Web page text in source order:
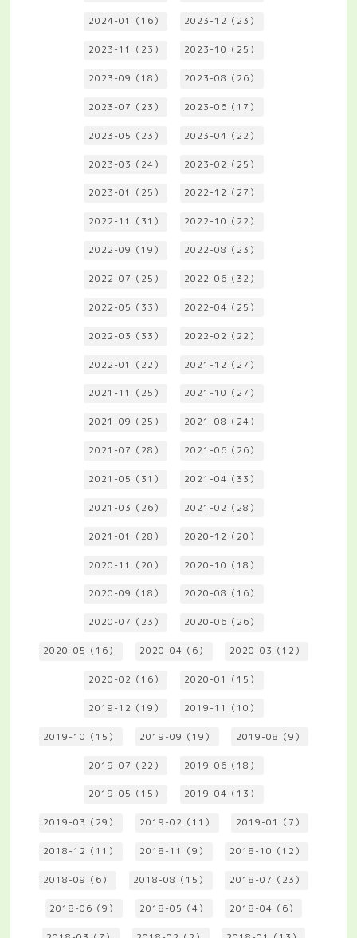
2024-01（16） 2023-12（23）
2023-11（23） 2023-10（25）
2023-09（18） 2023-08（26）
2023-07（23） 2023-06（17）
2023-05（23） 2023-04（22）
2023-03（24） 2023-02（25）
2023-01（25） 2022-12（27）
2022-11（31） 2022-10（22）
2022-09（19） 2022-08（23）
2022-07（25） 2022-06（32）
2022-05（33） 2022-04（25）
2022-03（33） 2022-02（22）
2022-01（22） 2021-12（27）
2021-11（25） 2021-10（27）
2021-09（25） 2021-08（24）
2021-07（28） 2021-06（26）
2021-05（31） 2021-04（33）
2021-03（26） 2021-02（28）
2021-01（28） 2020-12（20）
2020-11（20） 2020-10（18）
2020-09（18） 2020-08（16）
2020-07（23） 2020-06（26）
2020-05（16） 2020-04（6） 2020-03（12）
2020-02（16） 2020-01（15）
2019-12（19） 2019-11（10）
2019-10（15） 2019-09（19） 2019-08（9）
2019-07（22） 2019-06（18）
2019-05（15） 2019-04（13）
2019-03（29） 2019-02（11） 2019-01（7）
2018-12（11） 2018-11（9） 2018-10（12）
2018-09（6） 2018-08（15） 2018-07（23）
2018-06（9） 2018-05（4） 2018-04（6）